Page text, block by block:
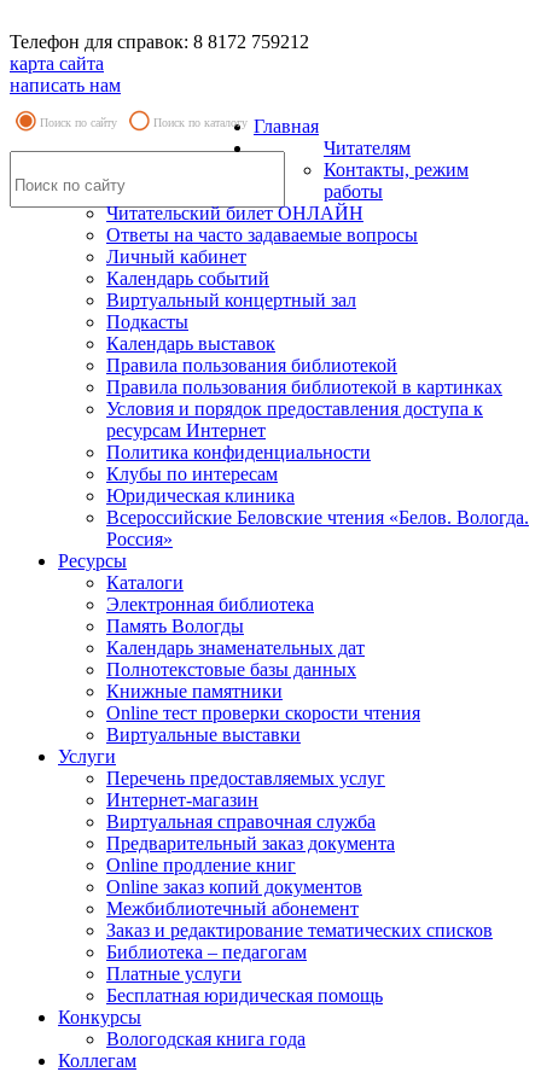
Телефон для справок: 8 8172 759212
карта сайта
написать нам
Поиск по сайту Поиск по каталогу Главная
Читателям
Контакты, режим
работы
Читательский билет ОНЛАЙН
Ответы на часто задаваемые вопросы
Личный кабинет
Календарь событий
Виртуальный концертный зал
Подкасты
Календарь выставок
Правила пользования библиотекой
Правила пользования библиотекой в картинках
Условия и порядок предоставления доступа к
ресурсам Интернет
Политика конфиденциальности
Клубы по интересам
Юридическая клиника
Всероссийские Беловские чтения «Белов. Вологда.
Россия»
Ресурсы
Каталоги
Электронная библиотека
Память Вологды
Календарь знаменательных дат
Полнотекстовые базы данных
Книжные памятники
Online тест проверки скорости чтения
Виртуальные выставки
Услуги
Перечень предоставляемых услуг
Интернет-магазин
Виртуальная справочная служба
Предварительный заказ документа
Online продление книг
Online заказ копий документов
Межбиблиотечный абонемент
Заказ и редактирование тематических списков
Библиотека – педагогам
Платные услуги
Бесплатная юридическая помощь
Конкурсы
Вологодская книга года
Коллегам